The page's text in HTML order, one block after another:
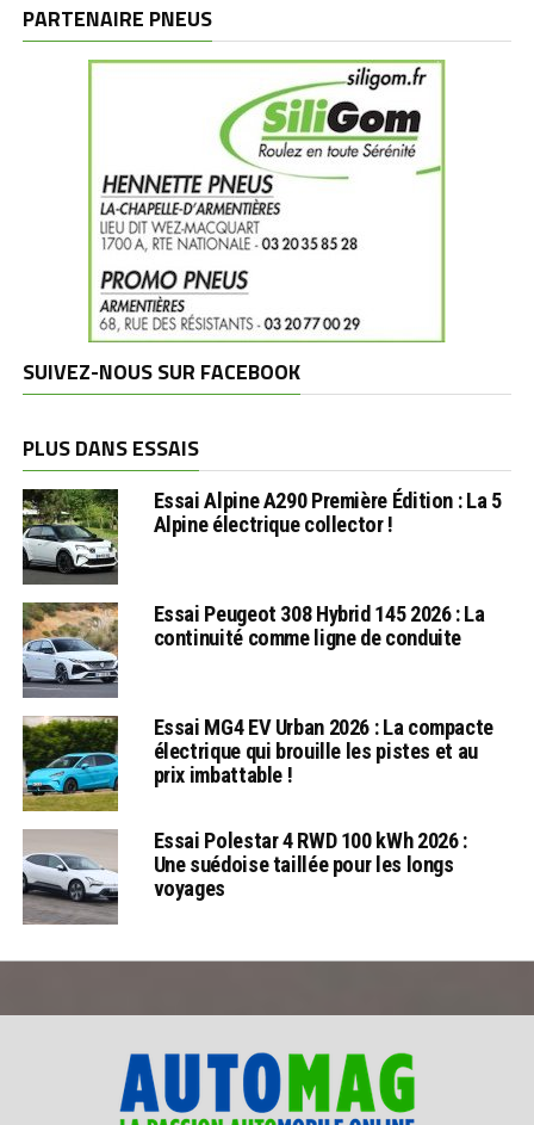
PARTENAIRE PNEUS
SUIVEZ-NOUS SUR FACEBOOK
PLUS DANS ESSAIS
Essai Alpine A290 Première Édition : La 5
Alpine électrique collector !
Essai Peugeot 308 Hybrid 145 2026 : La
continuité comme ligne de conduite
Essai MG4 EV Urban 2026 : La compacte
électrique qui brouille les pistes et au
prix imbattable !
Essai Polestar 4 RWD 100 kWh 2026 :
Une suédoise taillée pour les longs
voyages